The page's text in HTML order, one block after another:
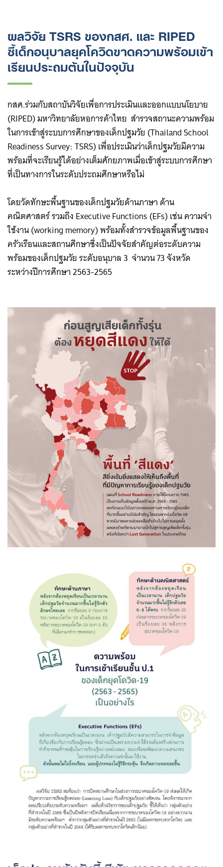
ผลวิจัย TSRS ของกสศ. และ RIPED
ชี้เด็กอนุบาลยุคโควิดขาดความพร้อมเข้า
เรียนประถมต้นในปัจจุบัน
กสศ.ร่วมกับสถาบันวิจัยเพื่อการประเมินและออกแบบนโยบาย
(RIPED) มหาวิทยาลัยหอการค้าไทย สำรวจสถานะความพร้อม
ในการเข้าสู่ระบบการศึกษาของเด็กปฐมวัย (Thailand School
Readiness Survey: TSRS) เพื่อประเมินว่าเด็กปฐมวัยมีความ
พร้อมที่จะเรียนรู้ได้อย่างเต็มศักยภาพเมื่อเข้าสู่ระบบการศึกษา
ที่เป็นทางการในระดับประถมศึกษาหรือไม่
โดยวัดทักษะพื้นฐานของเด็กปฐมวัยด้านภาษา ด้าน
คณิตศาสตร์ รวมถึง Executive Functions (EFs) เช่น ความจำ
ใช้งาน (working memory) พร้อมทั้งสำรวจข้อมูลพื้นฐานของ
ครัวเรือนและสถานศึกษาซึ่งเป็นปัจจัยสำคัญต่อระดับความ
พร้อมของเด็กปฐมวัย ระดับอนุบาล 3 จำนวน 73 จังหวัด
ระหว่างปีการศึกษา 2563-2565